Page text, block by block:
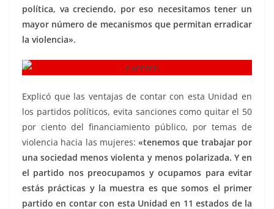
política, va creciendo, por eso necesitamos tener un
mayor número de mecanismos que permitan erradicar
la violencia».
Explicó que las ventajas de contar con esta Unidad en
los partidos políticos, evita sanciones como quitar el 50
por ciento del financiamiento público, por temas de
violencia hacia las mujeres:«tenemos que trabajar por
una sociedad menos violenta y menos polarizada. Y en
el partido nos preocupamos y ocupamos para evitar
estás prácticas y la muestra es que somos el primer
partido en contar con esta Unidad en 11 estados de la